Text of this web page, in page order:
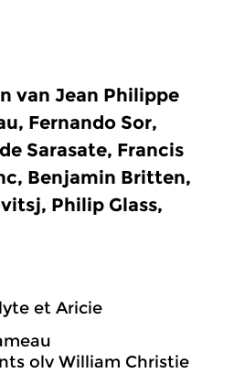
van Jean Philippe
Fernando Sor,
Sarasate, Francis
Benjamin Britten,
Philip Glass,
et Aricie
olv William Christie